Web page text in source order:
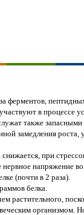
ферментов,
в процессе
также
замедления
при
нервное напряжение
(почти в 2 раза).
белка.
растительного,
организмом.